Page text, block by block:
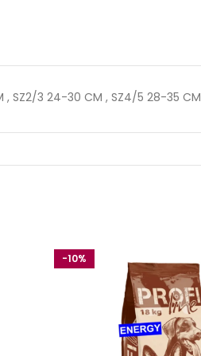
, SZ2/3 24-30 CM , SZ4/5 28-35 CM
-10%